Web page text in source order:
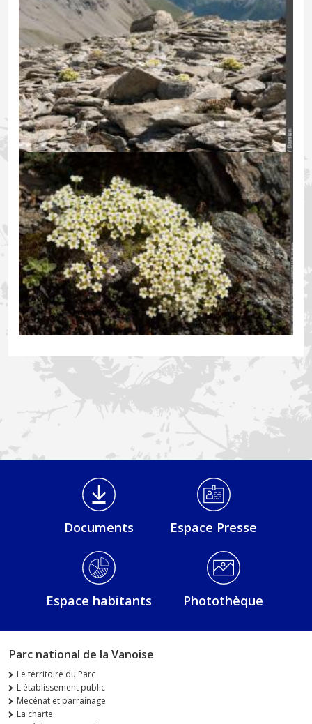
Médiathèque Footer
Documents Espace Presse
Espace habitants Photothèque
Parc national de la Vanoise
Le territoire du Parc
L'établissement public
Mécénat et parrainage
La charte